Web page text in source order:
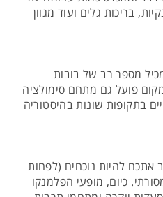
בריכות גלים ועוד מגוון
מספר רב של בובות
פועל גם מתחם סימולציה
בתקופות שונות בהיסטוריה
אתכם להיות נוכחים (לפחות
כיום, מופעי הפלמנקו